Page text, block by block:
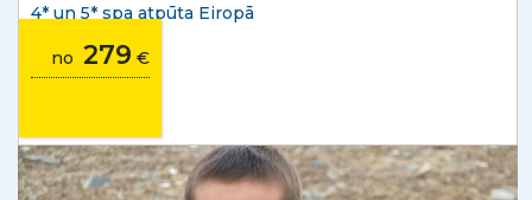
4* un 5* spa atpūta Eiropā
no 279 €